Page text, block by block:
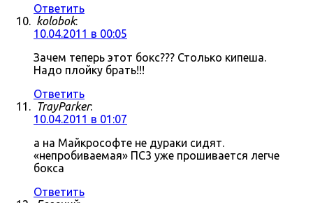
Ответить
kolobok:
10.04.2011 в 00:05
Зачем теперь этот бокс??? Столько кипеша.
Надо плойку брать!!!
Ответить
TrayParker:
10.04.2011 в 01:07
а на Майкрософте не дураки сидят.
«непробиваемая» ПС3 уже прошивается легче
бокса
Ответить